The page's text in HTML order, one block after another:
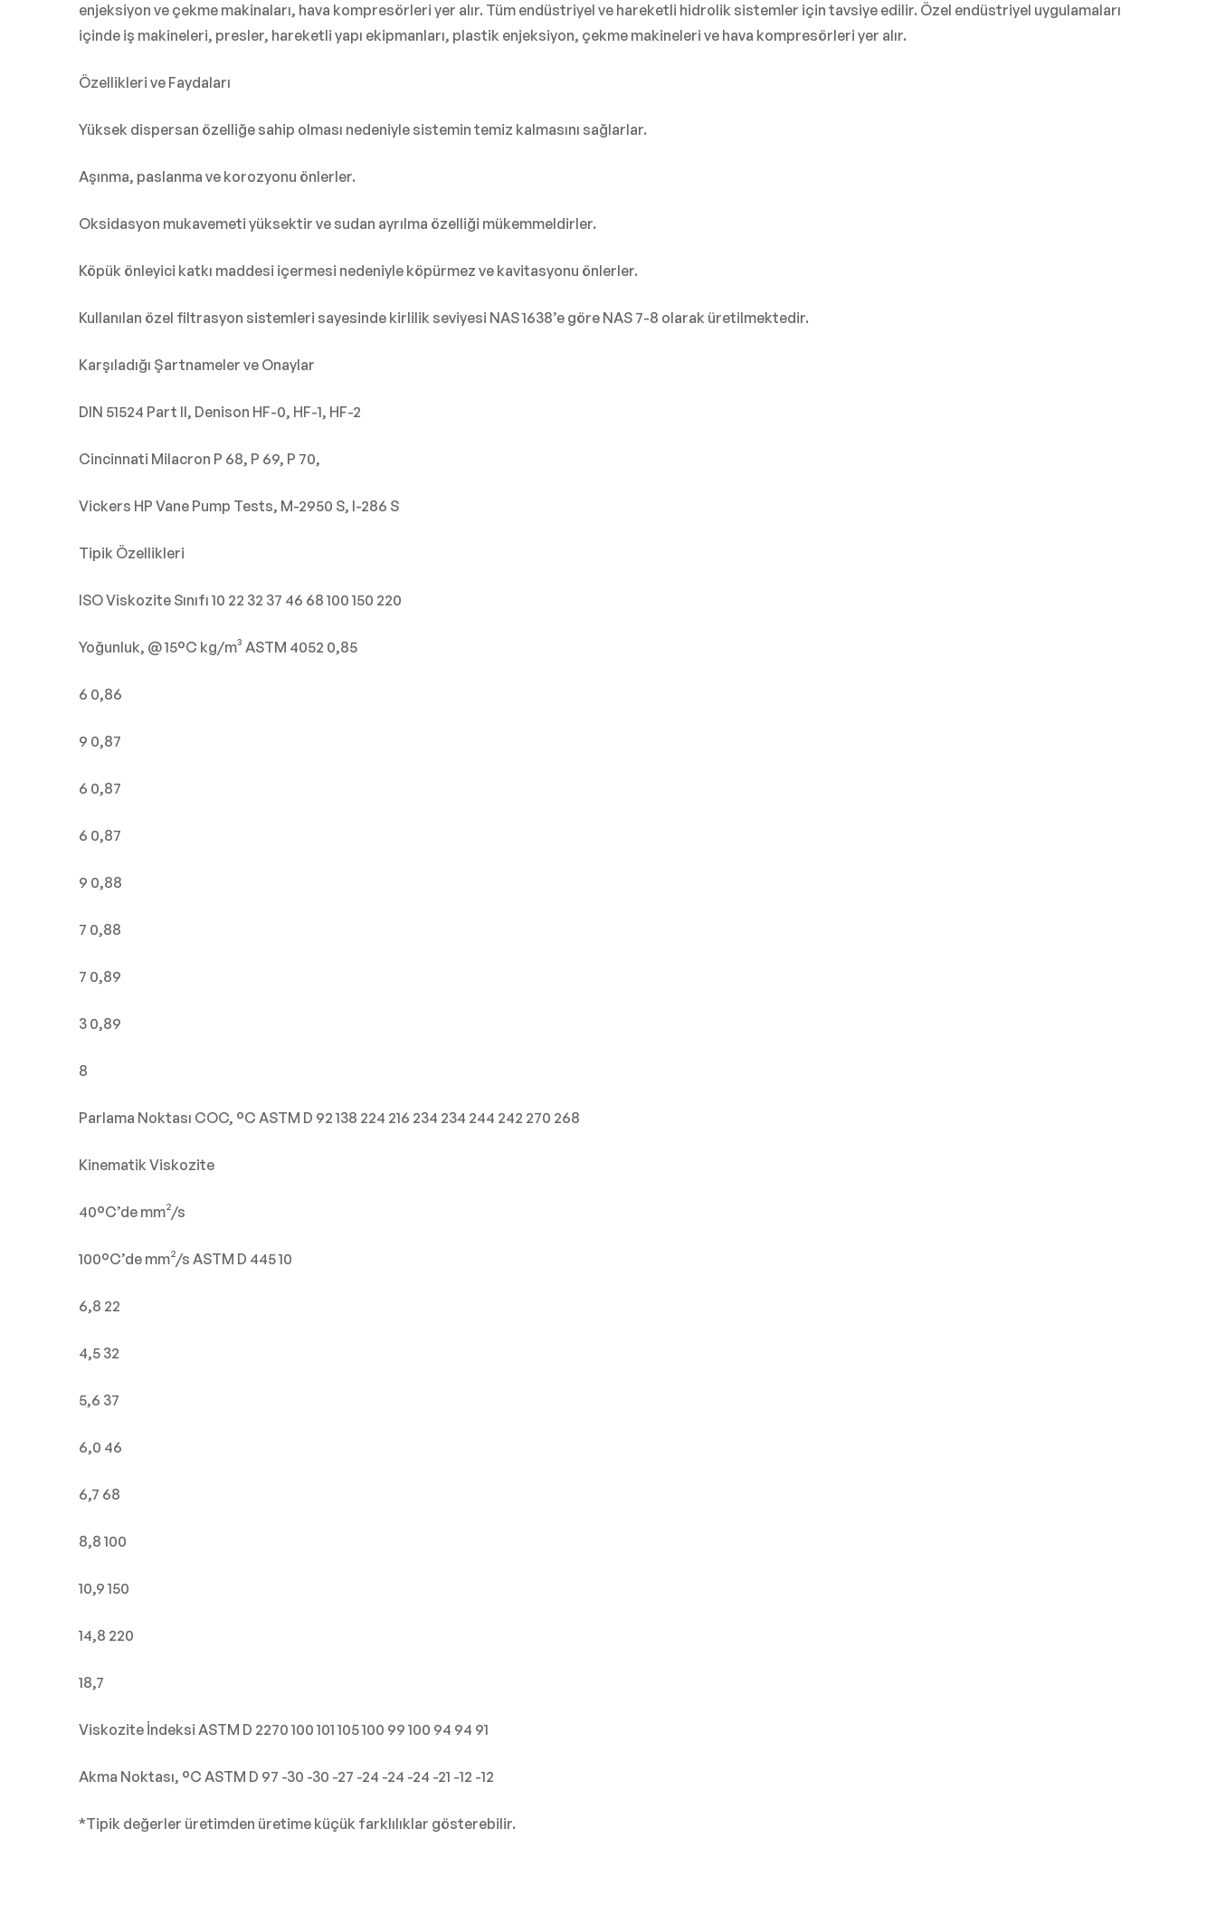
enjeksiyon ve çekme makinaları, hava kompresörleri yer alır. Tüm endüstriyel ve hareketli hidrolik sistemler için tavsiye edilir. Özel endüstriyel uygulamaları
içinde iş makineleri, presler, hareketli yapı ekipmanları, plastik enjeksiyon, çekme makineleri ve hava kompresörleri yer alır.
Özellikleri ve Faydaları
Yüksek dispersan özelliğe sahip olması nedeniyle sistemin temiz kalmasını sağlarlar.
Aşınma, paslanma ve korozyonu önlerler.
Oksidasyon mukavemeti yüksektir ve sudan ayrılma özelliği mükemmeldirler.
Köpük önleyici katkı maddesi içermesi nedeniyle köpürmez ve kavitasyonu önlerler.
Kullanılan özel filtrasyon sistemleri sayesinde kirlilik seviyesi NAS 1638’e göre NAS 7-8 olarak üretilmektedir.
Karşıladığı Şartnameler ve Onaylar
DIN 51524 Part II, Denison HF-0, HF-1, HF-2
Cincinnati Milacron P 68, P 69, P 70,
Vickers HP Vane Pump Tests, M-2950 S, I-286 S
Tipik Özellikleri
ISO Viskozite Sınıfı 10 22 32 37 46 68 100 150 220
Yoğunluk, @ 15°C kg/m³ ASTM 4052 0,85
6 0,86
9 0,87
6 0,87
6 0,87
9 0,88
7 0,88
7 0,89
3 0,89
8
Parlama Noktası COC, °C ASTM D 92 138 224 216 234 234 244 242 270 268
Kinematik Viskozite
40°C’de mm²/s
100°C’de mm²/s ASTM D 445 10
6,8 22
4,5 32
5,6 37
6,0 46
6,7 68
8,8 100
10,9 150
14,8 220
18,7
Viskozite İndeksi ASTM D 2270 100 101 105 100 99 100 94 94 91
Akma Noktası, °C ASTM D 97 -30 -30 -27 -24 -24 -24 -21 -12 -12
*Tipik değerler üretimden üretime küçük farklılıklar gösterebilir.